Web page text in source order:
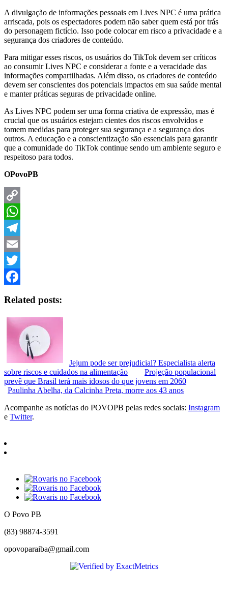
A divulgação de informações pessoais em Lives NPC é uma prática
arriscada, pois os espectadores podem não saber quem está por trás
do personagem fictício. Isso pode colocar em risco a privacidade e a
segurança dos criadores de conteúdo.
Para mitigar esses riscos, os usuários do TikTok devem ser críticos
ao consumir Lives NPC e considerar a fonte e a veracidade das
informações compartilhadas. Além disso, os criadores de conteúdo
devem ser conscientes dos potenciais impactos em sua saúde mental
e manter práticas seguras de privacidade online.
As Lives NPC podem ser uma forma criativa de expressão, mas é
crucial que os usuários estejam cientes dos riscos envolvidos e
tomem medidas para proteger sua segurança e a segurança dos
outros. A educação e a conscientização são essenciais para garantir
que a comunidade do TikTok continue sendo um ambiente seguro e
respeitoso para todos.
OPovoPB
Copy
Link
WhatsApp
Telegram
Email
Twitter
Related posts:
Jejum pode ser prejudicial? Especialista alerta
sobre riscos e cuidados na alimentação
Projeção populacional
prevê que Brasil terá mais idosos do que jovens em 2060
Paulinha Abelha, da Calcinha Preta, morre aos 43 anos
Acompanhe as notícias do POVOPB pelas redes sociais: Instagram
e Twitter.
O Povo PB
(83) 98874-3591
opovoparaiba@gmail.com